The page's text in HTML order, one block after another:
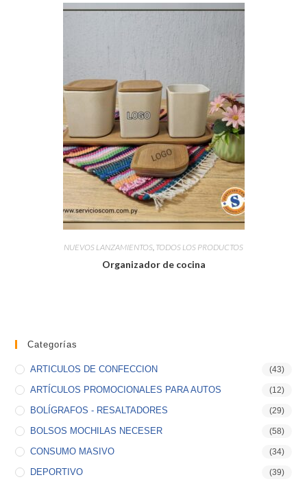
NUEVOS LANZAMIENTOS, TODOS LOS PRODUCTOS
Organizador de cocina
Categorías
ARTICULOS DE CONFECCION (43)
ARTÍCULOS PROMOCIONALES PARA AUTOS (12)
BOLÍGRAFOS - RESALTADORES (29)
BOLSOS MOCHILAS NECESER (58)
CONSUMO MASIVO (34)
DEPORTIVO (39)